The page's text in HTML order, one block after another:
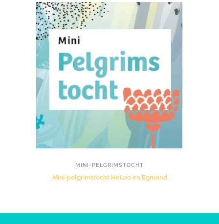
MINI-PELGRIMSTOCHT
Mini-pelgrimstocht Heiloo en Egmond